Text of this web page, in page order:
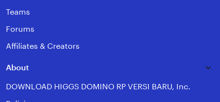
Teams
Forums
Affiliates & Creators
About
DOWNLOAD HIGGS DOMINO RP VERSI BARU, Inc.